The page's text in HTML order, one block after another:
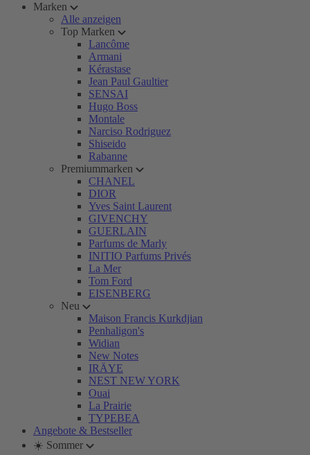
Marken
Alle anzeigen
Top Marken
Lancôme
Armani
Kérastase
Jean Paul Gaultier
SENSAI
Hugo Boss
Montale
Narciso Rodriguez
Shiseido
Rabanne
Premiummarken
CHANEL
DIOR
Yves Saint Laurent
GIVENCHY
GUERLAIN
Parfums de Marly
INITIO Parfums Privés
La Mer
Tom Ford
EISENBERG
Neu
Maison Francis Kurkdjian
Penhaligon's
Widian
New Notes
IRÄYE
NEST NEW YORK
Ouai
La Prairie
TYPEBEA
Angebote & Bestseller
☀️ Sommer